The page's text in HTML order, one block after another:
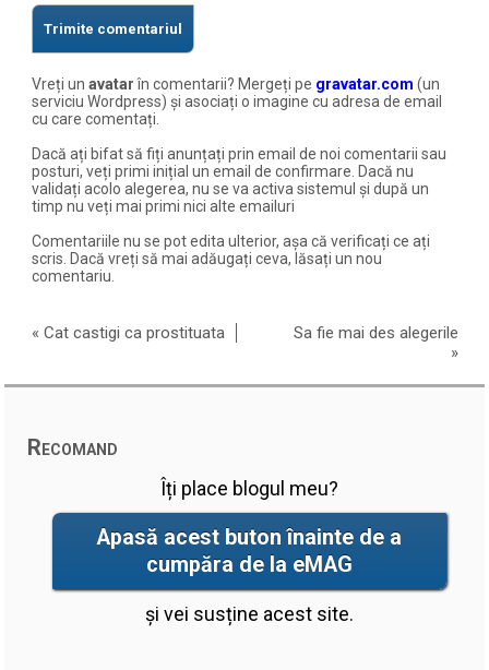
Vreți unavatarîn comentarii? Mergeți pe gravatar.com (un
serviciu Wordpress) și asociați o imagine cu adresa de email
cu care comentați.
Dacă ați bifat să fiți anunțați prin email de noi comentarii sau
posturi, veți primi inițial un email de confirmare. Dacă nu
validați acolo alegerea, nu se va activa sistemul și după un
timp nu veți mai primi nici alte emailuri
Comentariile nu se pot edita ulterior, așa că verificați ce ați
scris. Dacă vreți să mai adăugați ceva, lăsați un nou
comentariu.
«Cat castigi ca prostituata
Sa fie mai des alegerile
»
Recomand
Îți place blogul meu?
Apasă acest buton înainte de a
cumpăra de la eMAG
și vei susține acest site.